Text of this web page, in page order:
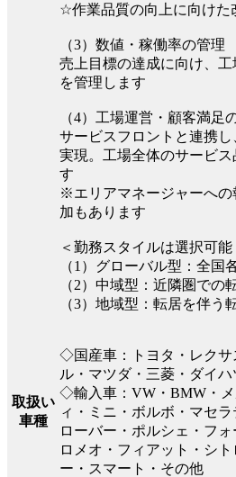
☆作業品質の向上に向けた
（3）数値・稼働率の管理
売上目標の達成に向け、
を管理します
（4）工場運営・顧客満足
サービスフロントと連携
実現。工場全体のサービ
す
※エリアマネージャーへの
加もあります
＜勤務スタイルは選択可能
（1）グローバル型：全国
（2）中域型：近隣圏での
（3）地域型：転居を伴う
取扱い
車種
◇国産車：トヨタ・レクサ
ル・マツダ・三菱・ダイ
◇輸入車：VW・BMW・
ィ・ミニ・ボルボ・マセ
ローバー・ポルシェ・フ
ロメオ・フィアット・シ
ー・スマート・その他